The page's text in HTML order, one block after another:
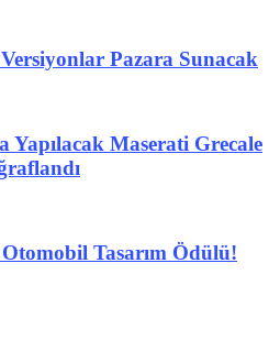
Versiyonlar Pazara Sunacak
Yapılacak Maserati Grecale
Tasarım Ödülü!